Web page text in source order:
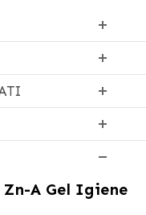
A Gel Igiene